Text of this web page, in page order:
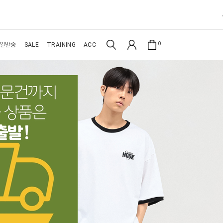
발송 SALE TRAINING ACC 0